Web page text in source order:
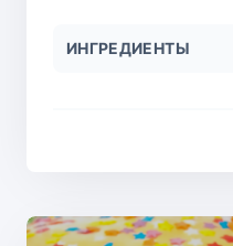
ИНГРЕДИЕНТЫ